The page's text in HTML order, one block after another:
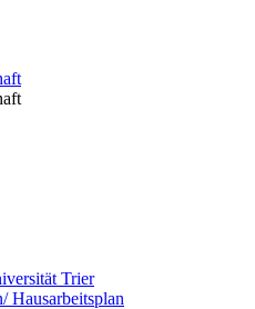
Trier
Hausarbeitsplan